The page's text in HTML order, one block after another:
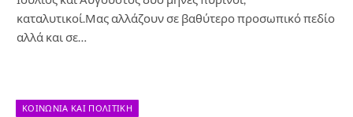
καταλυτικοί.Μας αλλάζουν σε βαθύτερο προσωπικό πεδίο
αλλά και σε…
ΚΟΙΝΩΝΊΑ ΚΑΙ ΠΟΛΙΤΙΚΉ